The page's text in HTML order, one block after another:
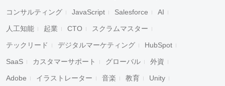
コンサルティング JavaScript Salesforce AI
人工知能 起業 CTO スクラムマスター
テックリード デジタルマーケティング HubSpot
SaaS カスタマーサポート グローバル 外資
Adobe イラストレーター 音楽 教育 Unity